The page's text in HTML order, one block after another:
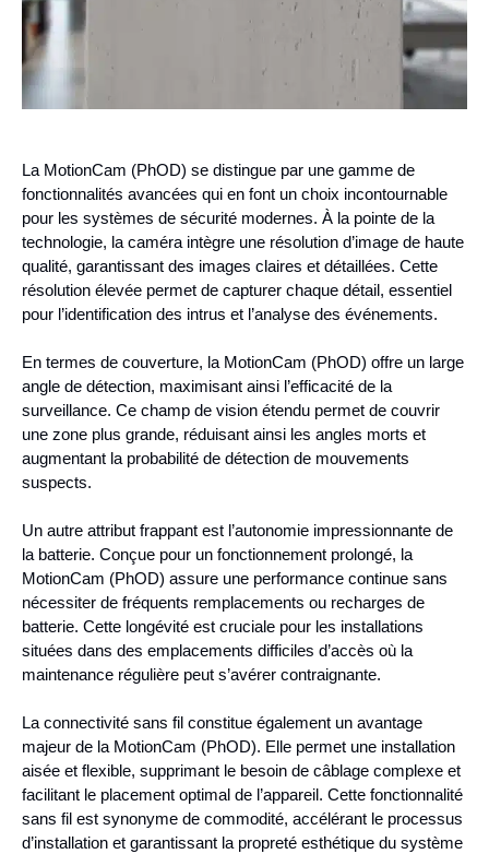
La MotionCam (PhOD) se distingue par une gamme de
fonctionnalités avancées qui en font un choix incontournable
pour les systèmes de sécurité modernes. À la pointe de la
technologie, la caméra intègre une résolution d’image de haute
qualité, garantissant des images claires et détaillées. Cette
résolution élevée permet de capturer chaque détail, essentiel
pour l’identification des intrus et l’analyse des événements.
En termes de couverture, la MotionCam (PhOD) offre un large
angle de détection, maximisant ainsi l’efficacité de la
surveillance. Ce champ de vision étendu permet de couvrir
une zone plus grande, réduisant ainsi les angles morts et
augmentant la probabilité de détection de mouvements
suspects.
Un autre attribut frappant est l’autonomie impressionnante de
la batterie. Conçue pour un fonctionnement prolongé, la
MotionCam (PhOD) assure une performance continue sans
nécessiter de fréquents remplacements ou recharges de
batterie. Cette longévité est cruciale pour les installations
situées dans des emplacements difficiles d’accès où la
maintenance régulière peut s’avérer contraignante.
La connectivité sans fil constitue également un avantage
majeur de la MotionCam (PhOD). Elle permet une installation
aisée et flexible, supprimant le besoin de câblage complexe et
facilitant le placement optimal de l’appareil. Cette fonctionnalité
sans fil est synonyme de commodité, accélérant le processus
d’installation et garantissant la propreté esthétique du système